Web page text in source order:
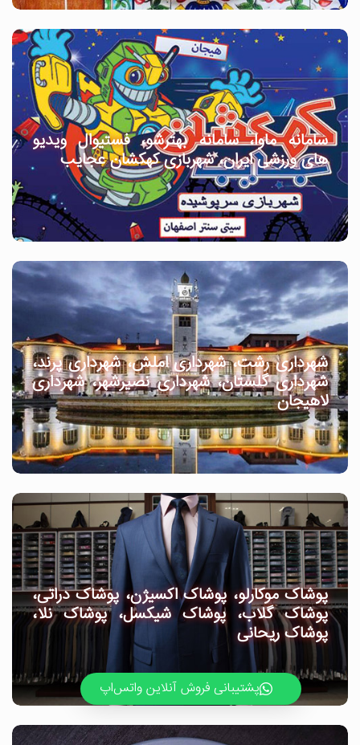
سامانه ماوا، سامانه بهترشو، فستیوال ویدیو
های ورزشی ایران، شهربازی کهکشان عجایب
شهرداری رشت، شهرداری املش، شهرداری پرند،
شهرداری گلستان، شهرداری نصیرشهر، شهرداری
لاهیجان
پوشاک موکارلو، پوشاک اکسیژن، پوشاک دراتی،
پوشاک گلاب، پوشاک شیکسل، پوشاک نلا،
پوشاک ریحانی
پشتیبانی فروش آنلاین واتس‌اپ